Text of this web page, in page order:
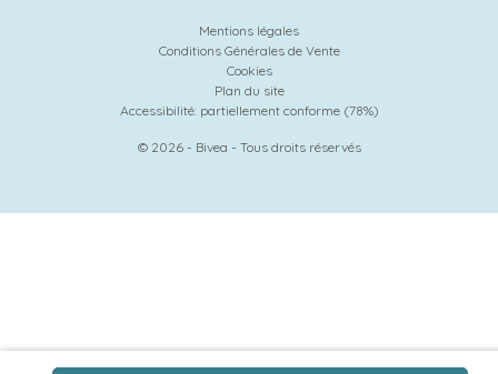
Mentions légales
Conditions Générales de Vente
Cookies
Plan du site
Accessibilité: partiellement conforme (78%)
© 2026 - Bivea - Tous droits réservés